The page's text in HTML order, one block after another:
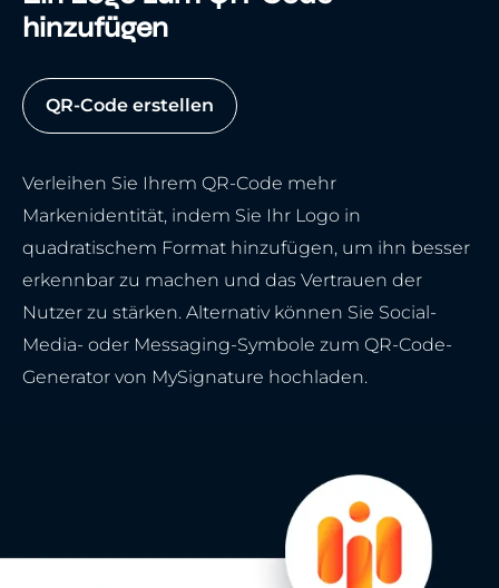
hinzufügen
QR-Code erstellen
Verleihen Sie Ihrem QR-Code mehr
Markenidentität, indem Sie Ihr Logo in
quadratischem Format hinzufügen, um ihn besser
erkennbar zu machen und das Vertrauen der
Nutzer zu stärken. Alternativ können Sie Social-
Media- oder Messaging-Symbole zum QR-Code-
Generator von MySignature hochladen.